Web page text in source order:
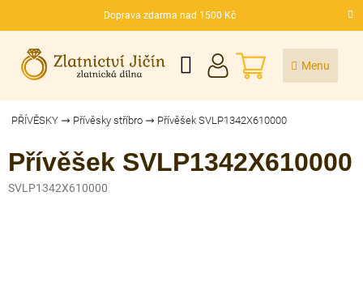
Doprava zdarma nad 1500 Kč
CZK
NÁKUPNÍ
KOŠÍK
PŘÍVĚSKY Přívěsky stříbro Přívěšek SVLP1342X610000
Přívěšek SVLP1342X610000
SVLP1342X610000